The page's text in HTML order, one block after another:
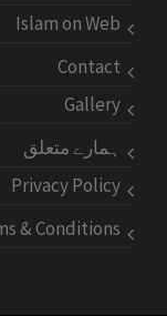
Islam on Web
Contact
Gallery
ہمارے متعلق
Privacy Policy
& Conditions